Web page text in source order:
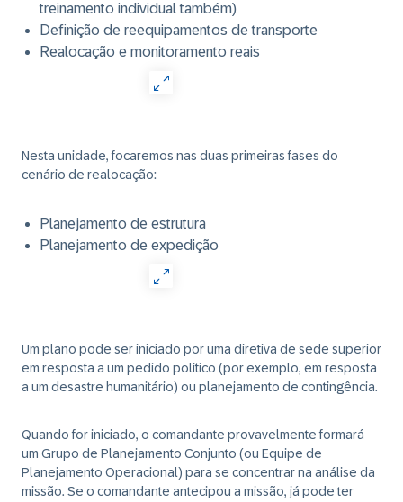
treinamento individual também)
Definição de reequipamentos de transporte
Realocação e monitoramento reais
Nesta unidade, focaremos nas duas primeiras fases do
cenário de realocação:
Planejamento de estrutura
Planejamento de expedição
Um plano pode ser iniciado por uma diretiva de sede superior
em resposta a um pedido político (por exemplo, em resposta
a um desastre humanitário) ou planejamento de contingência.
Quando for iniciado, o comandante provavelmente formará
um Grupo de Planejamento Conjunto (ou Equipe de
Planejamento Operacional) para se concentrar na análise da
missão. Se o comandante antecipou a missão, já pode ter